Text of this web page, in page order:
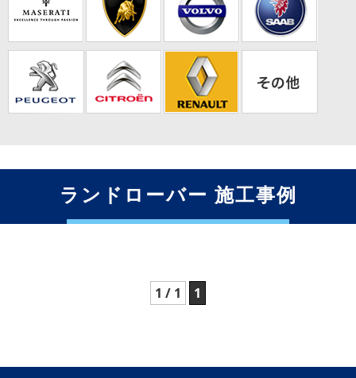
ランドローバー 施工事例
1 / 1 1